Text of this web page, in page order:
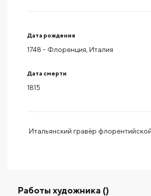
Дата рождения
1748 - Флоренция, Италия
Дата смерти
1815
Итальянский гравёр
Работы художника ()